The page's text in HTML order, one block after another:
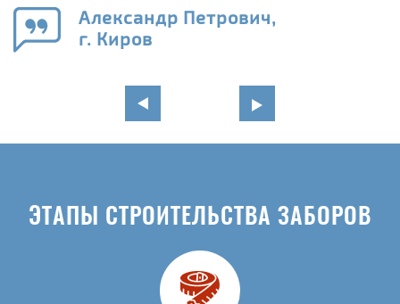
Александр Петрович,
г. Киров
ЭТАПЫ СТРОИТЕЛЬСТВА ЗАБОРОВ